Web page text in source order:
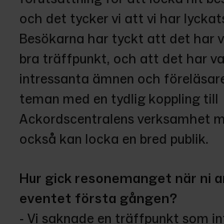
och det tycker vi att vi har
Besökarna har tyckt att det har
bra träffpunkt, och att det har
intressanta ämnen och
teman med en tydlig koppling till
Ackordscentralens verksamhet
också kan locka en bred publik.
Hur gick resonemanget när ni
eventet första gången?
- Vi saknade en träffpunkt som